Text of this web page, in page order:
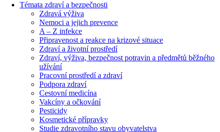
Témata zdraví a bezpečnosti
Zdravá výživa
Nemoci a jejich prevence
A – Z infekce
Připravenost a reakce na krizové situace
Zdraví a životní prostředí
Zdraví, výživa, bezpečnost potravin a předmětů běžného
užívání
Pracovní prostředí a zdraví
Podpora zdraví
Cestovní medicína
Vakcíny a očkování
Pesticidy
Kosmetické přípravky
Studie zdravotního stavu obyvatelstva